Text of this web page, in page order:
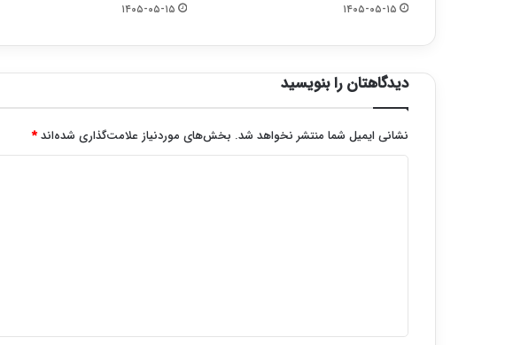
۱۴۰۵-۰۵-۱۵ ۱۴۰۵-۰۵-۱۵
دیدگاهتان را بنویسید
نشانی ایمیل شما منتشر نخواهد شد. بخش‌های موردنیاز علامت‌گذاری شده‌اند*